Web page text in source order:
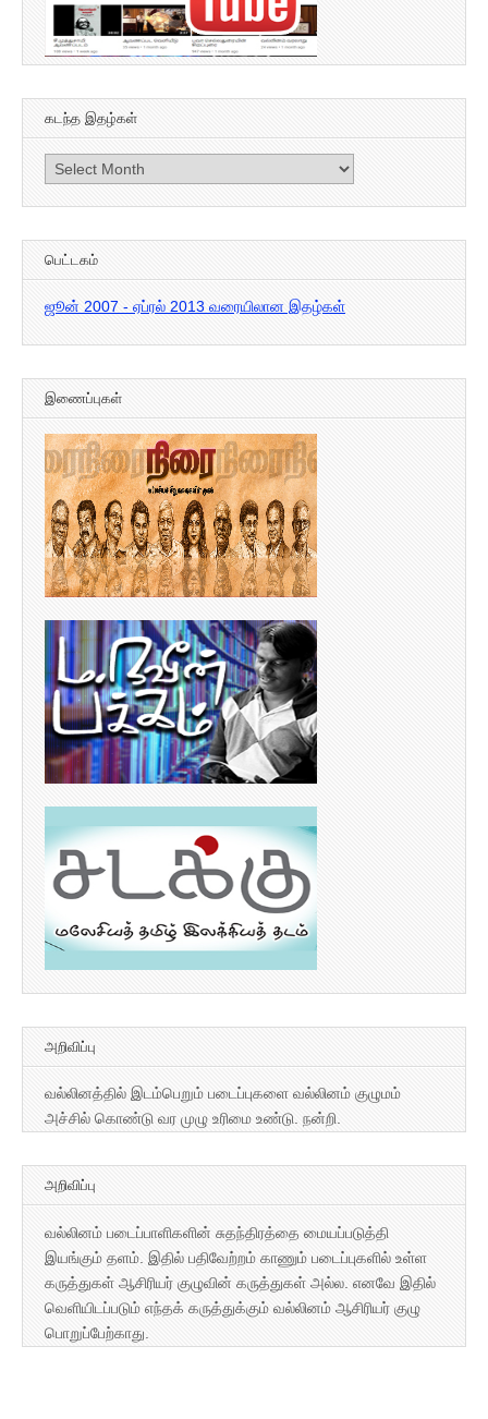
கடந்த இதழ்கள்
கடந்த
இதழ்கள்
பெட்டகம்
ஜூன் 2007 - ஏப்ரல் 2013 வரையிலான இதழ்கள்
இணைப்புகள்
அறிவிப்பு
வல்லினத்தில் இடம்பெறும் படைப்புகளை வல்லினம் குழுமம்
அச்சில் கொண்டு வர முழு உரிமை உண்டு. நன்றி.
அறிவிப்பு
வல்லினம் படைப்பாளிகளின் சுதந்திரத்தை மையப்படுத்தி
இயங்கும் தளம். இதில் பதிவேற்றம் காணும் படைப்புகளில் உள்ள
கருத்துகள் ஆசிரியர் குழுவின் கருத்துகள் அல்ல. எனவே இதில்
வெளியிடப்படும் எந்தக் கருத்துக்கும் வல்லினம் ஆசிரியர் குழு
பொறுப்பேற்காது.